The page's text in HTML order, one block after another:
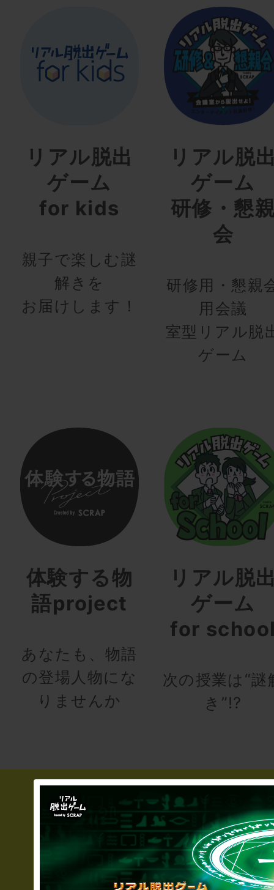
リアル脱出
ゲーム
for kids
親子で楽しむ謎
解きを
お届けします！
リアル脱
ゲーム
研修・懇
会
研修用・懇親
用会議
室型リアル脱
ゲーム
体験する物
語project
あなたも、物語
の登場人物にな
りませんか
リアル脱
ゲーム
for
次の授業は“謎
き”!?